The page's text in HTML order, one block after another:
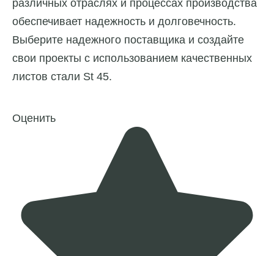
различных отраслях и процессах производства
обеспечивает надежность и долговечность.
Выберите надежного поставщика и создайте
свои проекты с использованием качественных
листов стали St 45.
Оценить